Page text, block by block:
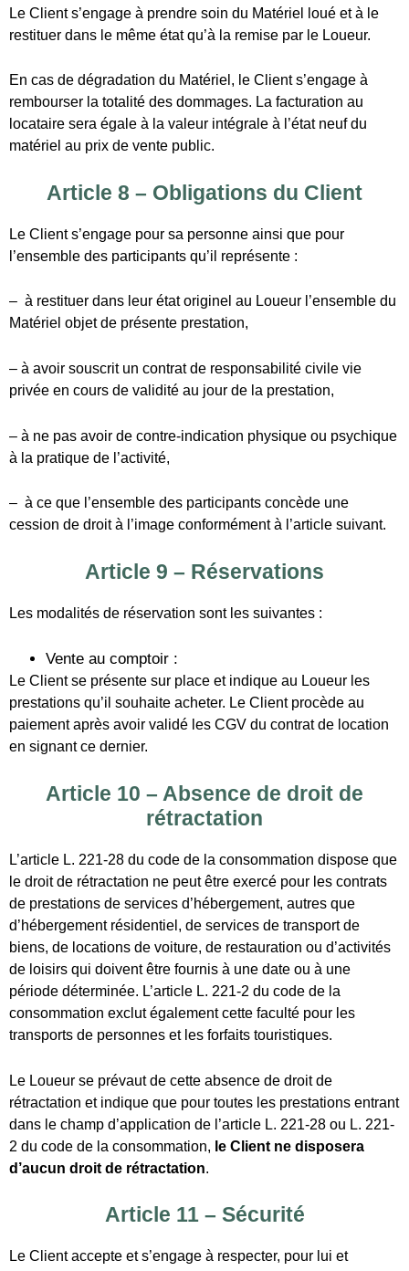
Le Client s’engage pour sa personne ainsi que pour
l’ensemble des participants qu’il représente :
– à restituer dans leur état originel au Loueur l’ensemble du
Matériel objet de présente prestation,
– à avoir souscrit un contrat de responsabilité civile vie
à la pratique de l’activité,
cession de droit à l’image conformément à l’article suivant.
Les modalités de réservation sont les suivantes :
Vente au comptoir :
Le Client se présente sur place et indique au Loueur les
paiement après avoir validé les CGV du contrat de location
en signant ce dernier.
Article 10 – Absence de droit de
rétractation
le droit de rétractation ne peut être exercé pour les contrats
de prestations de services d’hébergement, autres que
d’hébergement résidentiel, de services de transport de
biens, de locations de voiture, de restauration ou d’activités
de loisirs qui doivent être fournis à une date ou à une
consommation exclut également cette faculté pour les
transports de personnes et les forfaits touristiques.
Le Loueur se prévaut de cette absence de droit de
rétractation et indique que pour toutes les prestations entrant
dans le champ d’application de l’article L. 221-28 ou L. 221-
2 du code de la consommation,le Client ne disposera
d’aucun droit de rétractation .
Article 11 – Sécurité
Le Client accepte et s’engage à respecter, pour lui et
Charte de sécurité (en annexe).
Les mineurs de moins de 18 ans non-accompagnés par un
adulte (responsable légal) ne peuvent pas louer de Matériel.
Ils restent sous la responsabilité de leurs parents ou
participants, ni leur condition physique ou médicale. Le